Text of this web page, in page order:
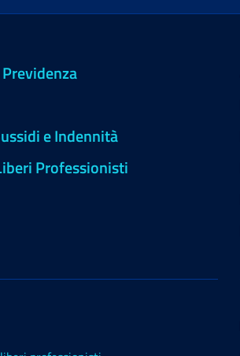
e Indennità
Professionisti